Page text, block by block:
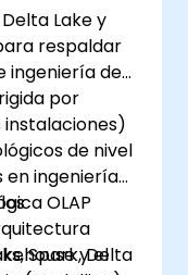
Lake y
respaldar
ingeniería de
por
de nivel
ingeniería
OLAP
Spark, Delta
y el